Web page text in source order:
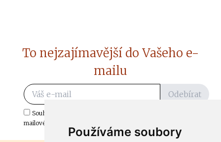
Používáme soubory
To nejzajímavější do Vašeho e-
mailu
Odebírat
Souhlasím s odběrem důležitých zpráv ze ČtiDoma.cz do mé e-
mailové schránky.